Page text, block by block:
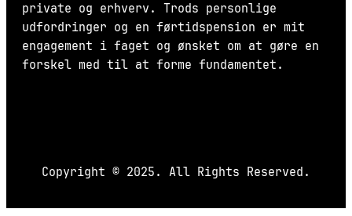
private og erhverv. Trods personlige
udfordringer og en førtidspension er mit
engagement i faget og ønsket om at gøre en
forskel med til at forme fundamentet.
Copyright © 2025. All Rights Reserved.